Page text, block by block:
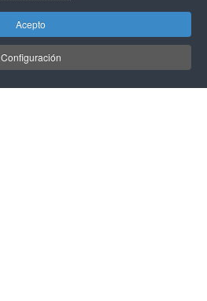
Acepto
Configuración
y condiciones